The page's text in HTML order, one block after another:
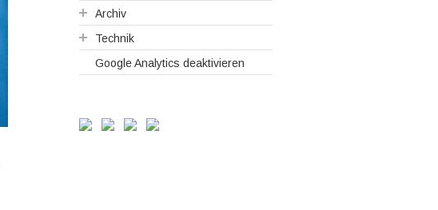
Archiv
Technik
Google Analytics deaktivieren